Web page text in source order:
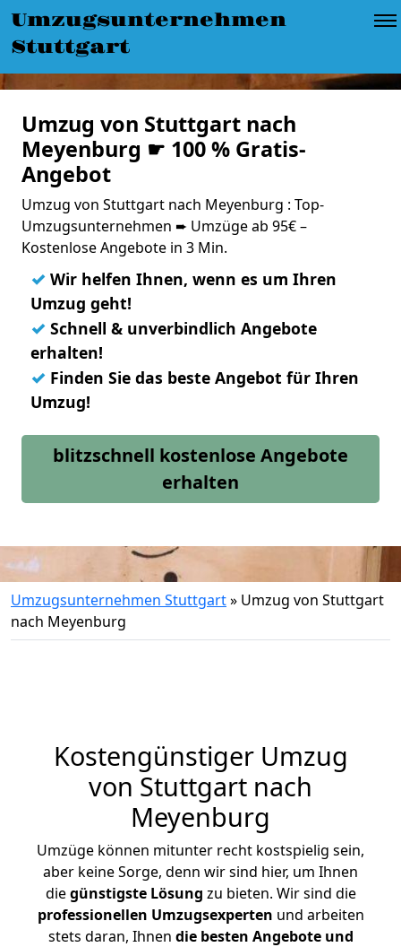
Umzugsunternehmen
Stuttgart
Umzug von Stuttgart nach
Meyenburg ☛ 100 % Gratis-
Angebot
Umzug von Stuttgart nach Meyenburg : Top-
Umzugsunternehmen ➨ Umzüge ab 95€ –
Kostenlose Angebote in 3 Min.
✓ Wir helfen Ihnen, wenn es um Ihren
Umzug geht!
✓ Schnell & unverbindlich Angebote
erhalten!
✓ Finden Sie das beste Angebot für Ihren
Umzug!
blitzschnell kostenlose Angebote
erhalten
Umzugsunternehmen Stuttgart» Umzug von Stuttgart
nach Meyenburg
Kostengünstiger Umzug
von Stuttgart nach
Meyenburg
Umzüge können mitunter recht kostspielig sein,
aber keine Sorge, denn wir sind hier, um Ihnen
diegünstigste Lösung zu bieten. Wir sind die
professionellen Umzugsexperten und arbeiten
stets daran, Ihnen die besten Angebote und